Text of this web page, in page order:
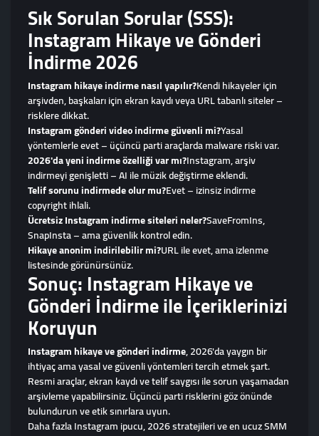
Sık Sorulan Sorular (SSS):
Instagram Hikaye ve Gönderi
İndirme 2026
Instagram hikaye indirme nasıl yapılır?Kendi hikayeler için
arşivden, başkaları için ekran kaydı veya URL tabanlı siteler –
risklere dikkat.
Instagram gönderi video indirme güvenli mi?Yasal
yöntemlerle evet – üçüncü parti araçlarda malware riski var.
2026'da yeni indirme özelliği var mı?Instagram, arşiv
indirmeyi genişletti – AI ile müzik değiştirme eklendi.
Telif sorunu indirmede olur mu?Evet – izinsiz indirme
copyright ihlali.
Ücretsiz Instagram indirme siteleri neler?SaveFromIns,
SnapInsta – ama güvenlik kontrol edin.
Hikaye anonim indirilebilir mi?URL ile evet, ama izlenme
listesinde görünürsünüz.
Sonuç: Instagram Hikaye ve
Gönderi İndirme ile İçeriklerinizi
Koruyun
Instagram hikaye ve gönderi indirme, 2026'da yaygın bir
ihtiyaç ama yasal ve güvenli yöntemleri tercih etmek şart.
Resmi araçlar, ekran kaydı ve telif saygısı ile sorun yaşamadan
arşivleme yapabilirsiniz. Üçüncü parti risklerini göz önünde
bulundurun ve etik sınırlara uyun.
Daha fazla Instagram ipucu, 2026 stratejileri ve en ucuz SMM